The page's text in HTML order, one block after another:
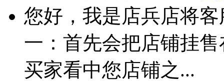
您好，我是店兵店将
一：首先会把店铺挂
买家看中您店铺之...